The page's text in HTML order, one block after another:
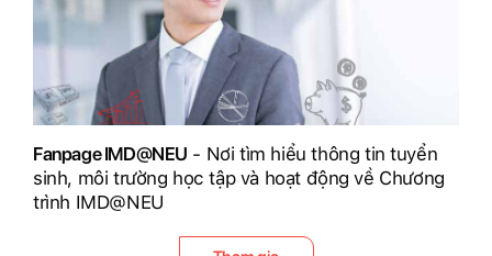
Fanpage IMD@NEU - Nơi tìm hiểu thông tin tuyển
sinh, môi trường học tập và hoạt động về Chương
trình IMD@NEU